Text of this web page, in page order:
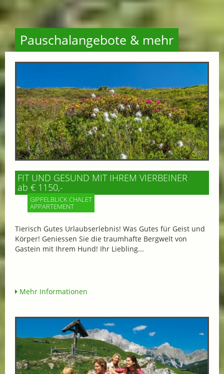
Pauschalangebote & mehr
FIT UND GESUND MIT IHREM VIERBEINER
ab € 1150,-
GIPFELBLICK CHALET
APPARTEMENT
Tierisch Gutes Urlaubserlebnis! Was Gutes für Geist und
Körper! Geniessen Sie die traumhafte Bergwelt von
Gastein mit Ihrem Hund! Ihr Liebling...
Mehr Informationen